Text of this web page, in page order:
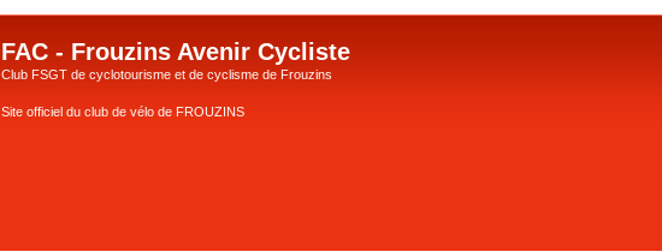
FAC - Frouzins Avenir Cycliste
Club FSGT de cyclotourisme et de cyclisme de Frouzins
Site officiel du club de vélo de FROUZINS